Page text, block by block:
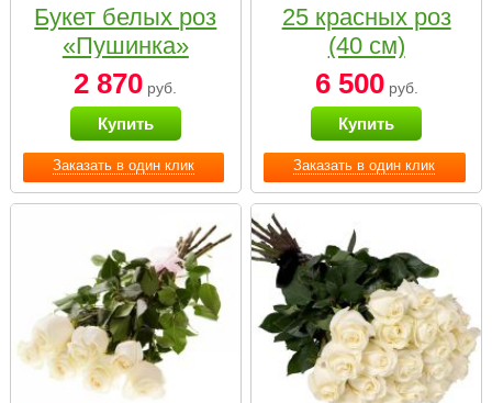
Заказать в один клик
Букет белых роз
«Пушинка»
2 870 руб.
Купить
Заказать в один клик
25 красных роз
(40 см)
6 500руб.
Купить